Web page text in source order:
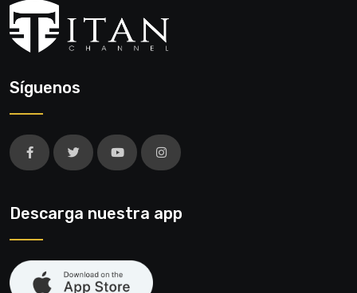
Síguenos
Descarga nuestra app